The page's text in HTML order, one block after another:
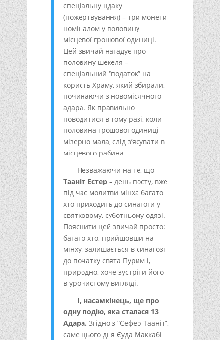
спеціальну цдаку
(пожертвування) – три монети
номіналом у половину
місцевої грошової одиниці.
Цей звичай нагадує про
половину шекеля –
спеціальний “податок” на
користь Храму, який збирали,
починаючи з новомісячного
адара. Як правильно
поводитися в тому разі, коли
половина грошової одиниці
мізерно мала, слід з’ясувати в
місцевого рабина.
Незважаючи на те, що
Тааніт Естер– день посту, вже
під час молитви мінха багато
хто приходить до синагоги у
святковому, суботньому одязі.
Пояснити цей звичай просто:
багато хто, прийшовши на
мінху, залишається в синагозі
до початку свята Пурим і,
природно, хоче зустріти його
в урочистому вигляді.
І, насамкінець, ще про
одну подію, яка сталася 13
Адара. Згідно з “Сефер Тааніт”,
саме цього дня Єуда Маккабі